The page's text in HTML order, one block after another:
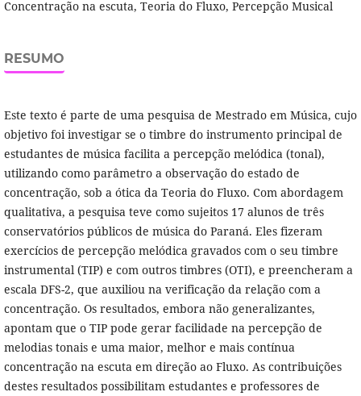
Concentração na escuta, Teoria do Fluxo, Percepção Musical
RESUMO
Este texto é parte de uma pesquisa de Mestrado em Música, cujo
objetivo foi investigar se o timbre do instrumento principal de
estudantes de música facilita a percepção melódica (tonal),
utilizando como parâmetro a observação do estado de
concentração, sob a ótica da Teoria do Fluxo. Com abordagem
qualitativa, a pesquisa teve como sujeitos 17 alunos de três
conservatórios públicos de música do Paraná. Eles fizeram
exercícios de percepção melódica gravados com o seu timbre
instrumental (TIP) e com outros timbres (OTI), e preencheram a
escala DFS-2, que auxiliou na verificação da relação com a
concentração. Os resultados, embora não generalizantes,
apontam que o TIP pode gerar facilidade na percepção de
melodias tonais e uma maior, melhor e mais contínua
concentração na escuta em direção ao Fluxo. As contribuições
destes resultados possibilitam estudantes e professores de